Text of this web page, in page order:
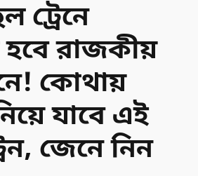
ট্রেনে
হবে রাজকীয়
কোথায়
যাবে এই
জেনে নিন